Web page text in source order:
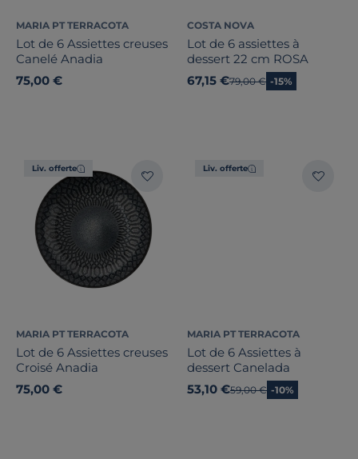
MARIA PT TERRACOTA
Lot de 6 Assiettes creuses
Canelé Anadia
75,00 €
COSTA NOVA
Lot de 6 assiettes à
dessert 22 cm ROSA
67,15 €Ancien prix
79,00 € -15%
Liv. offerte
MARIA PT TERRACOTA
Lot de 6 Assiettes creuses
Croisé Anadia
75,00 €
Liv. offerte
MARIA PT TERRACOTA
Lot de 6 Assiettes à
dessert Canelada
53,10 €Ancien prix
59,00 € -10%